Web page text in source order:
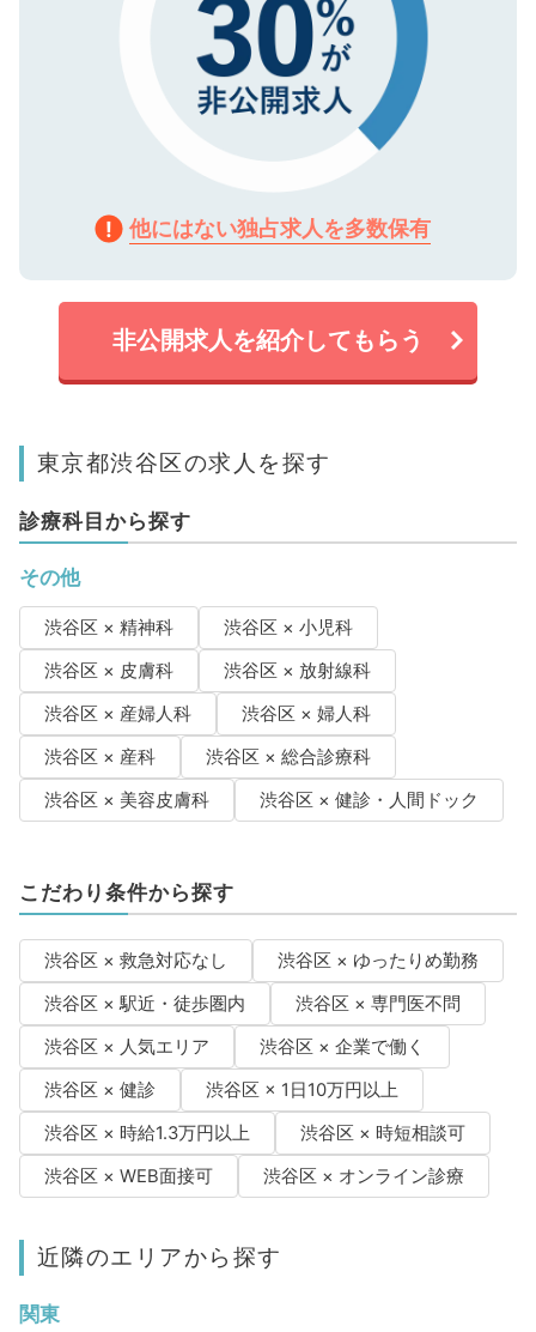
他にはない独占求人を多数保有
非公開求人を紹介してもらう
東京都渋谷区の求人を探す
診療科目から探す
その他
渋谷区 × 精神科
渋谷区 × 小児科
渋谷区 × 皮膚科
渋谷区 × 放射線科
渋谷区 × 産婦人科
渋谷区 × 婦人科
渋谷区 × 産科
渋谷区 × 総合診療科
渋谷区 × 美容皮膚科
渋谷区 × 健診・人間ドック
こだわり条件から探す
渋谷区 × 救急対応なし
渋谷区 × ゆったりめ勤務
渋谷区 × 駅近・徒歩圏内
渋谷区 × 専門医不問
渋谷区 × 人気エリア
渋谷区 × 企業で働く
渋谷区 × 健診
渋谷区 × 1日10万円以上
渋谷区 × 時給1.3万円以上
渋谷区 × 時短相談可
渋谷区 × WEB面接可
渋谷区 × オンライン診療
近隣のエリアから探す
関東